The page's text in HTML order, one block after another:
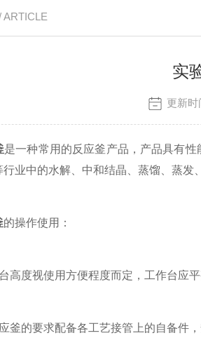
ARTICLE
实
更新
是一种常用的反应釜产品，产品具有
业中的水解、中和结晶、蒸馏、蒸发
的操作使用：
度视使用方便程度而定，工作台应平
的要求配备各工艺接管上的自备件，